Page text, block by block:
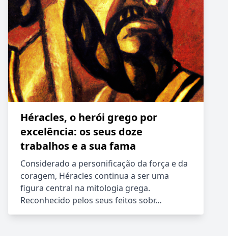
Héracles, o herói grego por
excelência: os seus doze
trabalhos e a sua fama
Considerado a personificação da força e da
coragem, Héracles continua a ser uma
figura central na mitologia grega.
Reconhecido pelos seus feitos sobr…